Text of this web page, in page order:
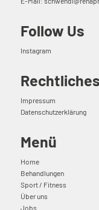
Follow Us
Instagram
Rechtliches
Impressum
Datenschutzerklärung
Menü
Home
Behandlungen
Sport / Fitness
Über uns
Jobs